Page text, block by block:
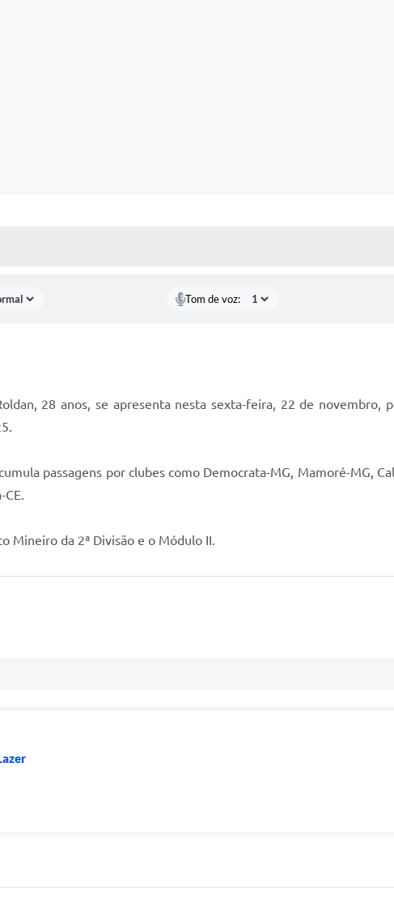
Tom de voz:
28 anos, se apresenta nesta sexta-feira, 22 de novembro,
passagens por clubes como Democrata-MG, Mamoré-MG,
Mineiro da 2ª Divisão e o Módulo II.